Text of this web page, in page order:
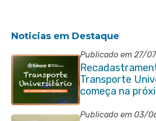
Noticias em Destaque
Publicado em 27/
Transporte
começa na
feira (29/07)
Publicado em 03/